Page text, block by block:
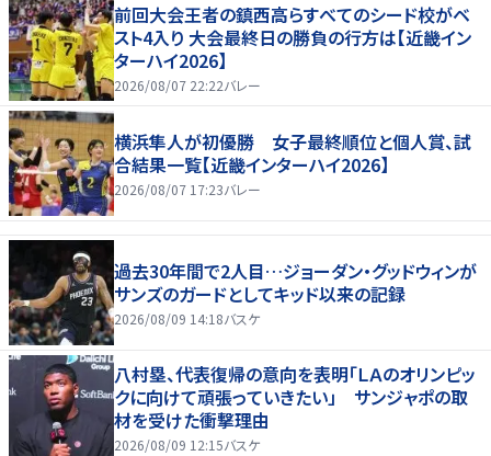
前回大会王者の鎮西高らすべてのシード校がベ
スト4入り 大会最終日の勝負の行方は【近畿イン
ターハイ2026】
2026/08/07 22:22バレー
横浜隼人が初優勝 女子最終順位と個人賞、試
合結果一覧【近畿インターハイ2026】
2026/08/07 17:23バレー
過去30年間で2人目…ジョーダン・グッドウィンが
サンズのガードとしてキッド以来の記録
2026/08/09 14:18バスケ
八村塁、代表復帰の意向を表明「ＬＡのオリンピッ
クに向けて頑張っていきたい」 サンジャポの取
材を受けた衝撃理由
2026/08/09 12:15バスケ